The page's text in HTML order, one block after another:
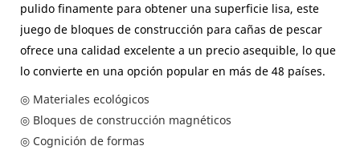
pulido finamente para obtener una superficie lisa, este
juego de bloques de construcción para cañas de pescar
ofrece una calidad excelente a un precio asequible, lo que
lo convierte en una opción popular en más de 48 países.
◎ Materiales ecológicos
◎ Bloques de construcción magnéticos
◎ Cognición de formas